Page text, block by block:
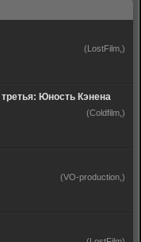
(LostFilm,)
Юность Кэнена
(Coldfilm,)
(VO-production,)